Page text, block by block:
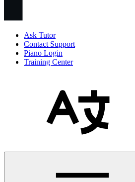
Ask Tutor
Contact Support
Piano Login
Training Center